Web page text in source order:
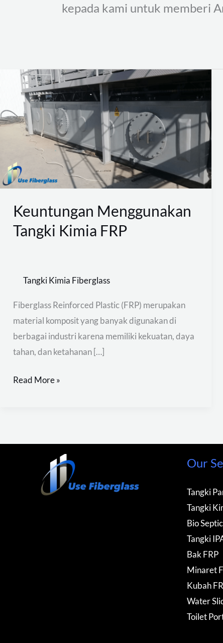
kepada kami untuk memberi
Keuntungan Menggunakan
Tangki Kimia FRP
Tangki Kimia Fiberglass
Fiberglass Reinforced Plastic (FRP) merupakan
material komposit yang banyak digunakan di
berbagai industri karena memiliki kekuatan, daya
tahan, dan ketahanan […]
Keuntungan
Menggunakan
Tangki
Kimia
FRP
Read More »
Our
Tangki
Tangki
Bio
Tangki
Bak FRP
Minaret
Kubah
Water
Toilet